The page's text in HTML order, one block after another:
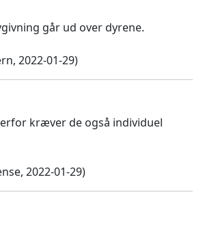
går ud over dyrene.
2022-01-29)
kræver de også individuel
2022-01-29)